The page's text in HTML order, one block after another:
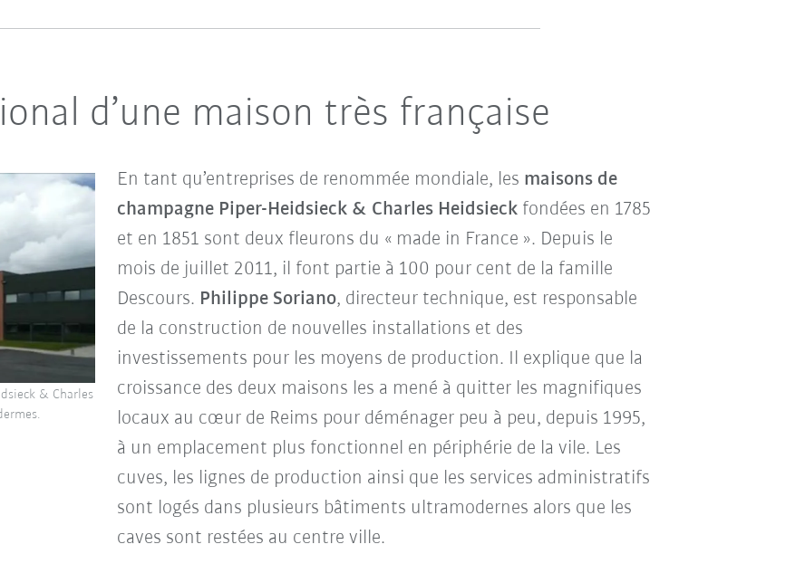
d’une maison très française
En tant qu’entreprises de renommée mondiale, les maisons de
champagne Piper-Heidsieck & Charles Heidsieckfondées en 1785
et en 1851 sont deux fleurons du « made in France ». Depuis le
mois de juillet 2011, il font partie à 100 pour cent de la famille
Descours. Philippe Soriano, directeur technique, est responsable
de la construction de nouvelles installations et des
investissements pour les moyens de production. Il explique que la
croissance des deux maisons les a mené à quitter les magnifiques
locaux au cœur de Reims pour déménager peu à peu, depuis 1995,
à un emplacement plus fonctionnel en périphérie de la vile. Les
cuves, les lignes de production ainsi que les services administratifs
sont logés dans plusieurs bâtiments ultramodernes alors que les
caves sont restées au centre ville.
& Charles